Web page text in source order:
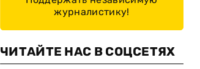
журналистику!
ЧИТАЙТЕ НАС В СОЦСЕТЯХ